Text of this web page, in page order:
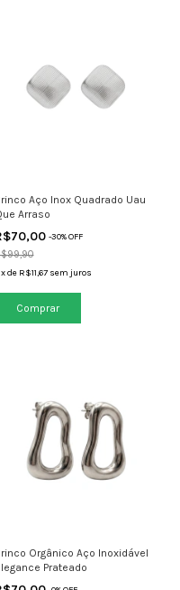
Aço Inox Quadrado Uau
Arraso
-30% OFF
xde R$11,67 sem juros
Orgânico Aço Inoxidável
Prateado